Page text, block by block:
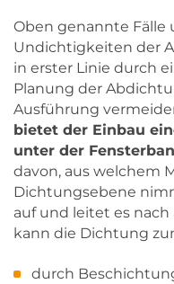
Oben genannte Fälle
Undichtigkeiten der
in erster Linie durch
Planung der
Ausführung
bietet der Einbau
unter der
davon, aus welchem
Dichtungsebene
auf und leitet es
kann die Dichtung
durch